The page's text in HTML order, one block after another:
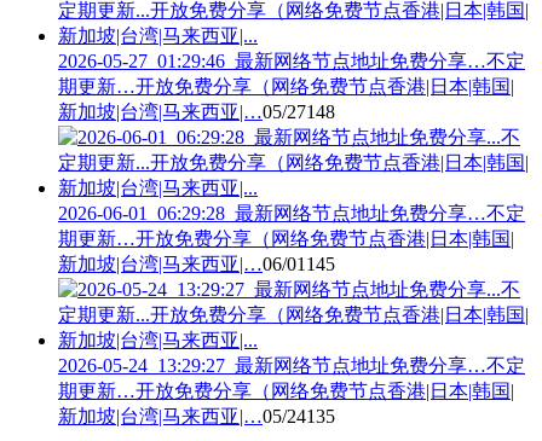
2026-05-27_01:29:46_最新网络节点地址免费分享…不定
期更新…开放免费分享（网络免费节点香港|日本|韩国|
新加坡|台湾|马来西亚|…05/27148
2026-06-01_06:29:28_最新网络节点地址免费分享…不定
期更新…开放免费分享（网络免费节点香港|日本|韩国|
新加坡|台湾|马来西亚|…06/01 145
2026-05-24_13:29:27_最新网络节点地址免费分享…不定
期更新…开放免费分享（网络免费节点香港|日本|韩国|
新加坡|台湾|马来西亚|…05/24135